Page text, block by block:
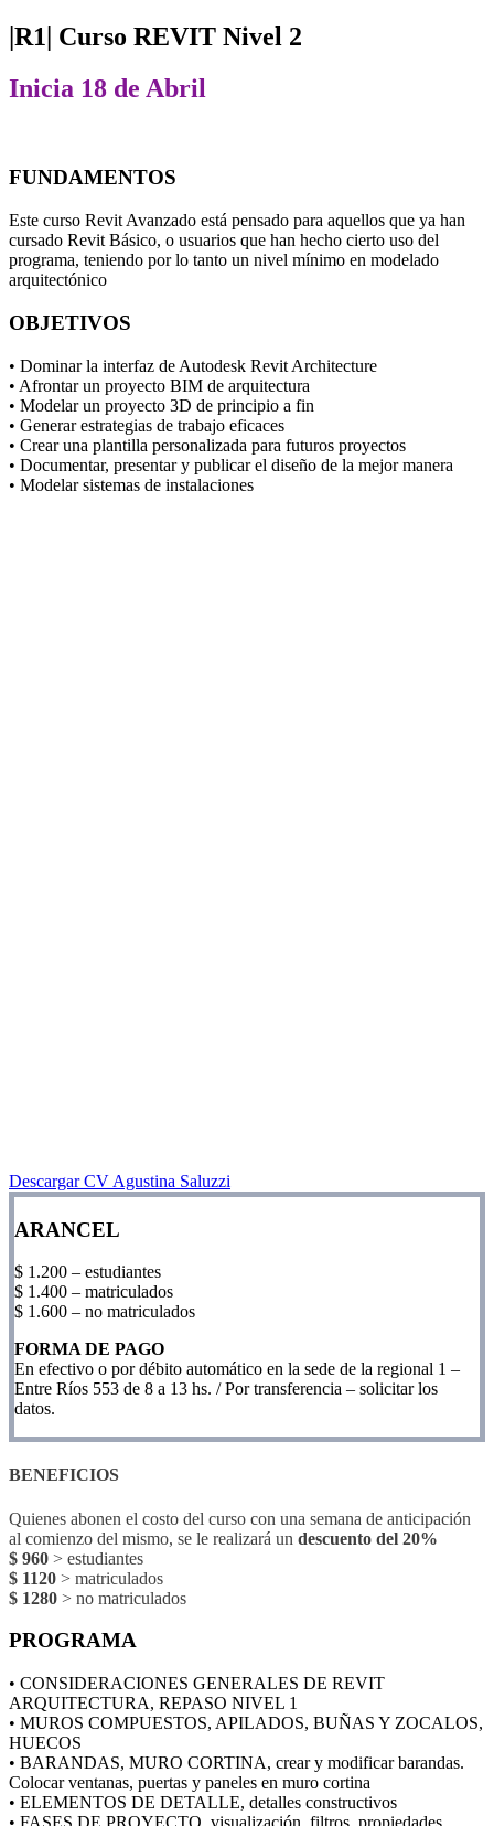
|R1| Curso REVIT Nivel 2
Inicia 18 de Abril
FUNDAMENTOS
Este curso Revit Avanzado está pensado para aquellos que ya han
cursado Revit Básico, o usuarios que han hecho cierto uso del
programa, teniendo por lo tanto un nivel mínimo en modelado
arquitectónico
OBJETIVOS
• Dominar la interfaz de Autodesk Revit Architecture
• Afrontar un proyecto BIM de arquitectura
• Modelar un proyecto 3D de principio a fin
• Generar estrategias de trabajo eficaces
• Crear una plantilla personalizada para futuros proyectos
• Documentar, presentar y publicar el diseño de la mejor manera
• Modelar sistemas de instalaciones
Descargar CV Agustina Saluzzi
ARANCEL
$ 1.200 – estudiantes
$ 1.400 – matriculados
$ 1.600 – no matriculados
FORMA DE PAGO
En efectivo o por débito automático en la sede de la regional 1 –
Entre Ríos 553 de 8 a 13 hs. / Por transferencia – solicitar los
datos.
BENEFICIOS
Quienes abonen el costo del curso con una semana de anticipación
al comienzo del mismo, se le realizará un descuento del 20%
$ 960 > estudiantes
$ 1120 > matriculados
$ 1280 > no matriculados
PROGRAMA
• CONSIDERACIONES GENERALES DE REVIT
ARQUITECTURA, REPASO NIVEL 1
• MUROS COMPUESTOS, APILADOS, BUÑAS Y ZOCALOS,
HUECOS
• BARANDAS, MURO CORTINA, crear y modificar barandas.
Colocar ventanas, puertas y paneles en muro cortina
• ELEMENTOS DE DETALLE, detalles constructivos